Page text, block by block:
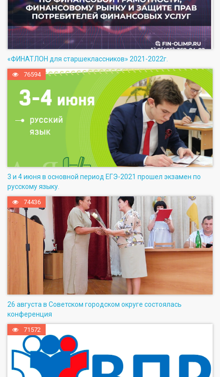
«ФИНАТЛОН для старшеклассников» 2021-2022г.
76594
3 и 4 июня в основной период ЕГЭ-2021 прошел экзамен по
русскому языку.
74436
26 августа в Советском городском округе состоялась
конференция
71572